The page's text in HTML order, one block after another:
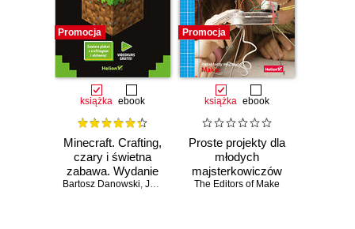
Promocja
książka ebook
Minecraft. Crafting,
czary i świetna
zabawa. Wydanie
II
Bartosz Danowski, Jakub Danowski
Promocja
książka ebook
Proste projekty dla
młodych
majsterkowiczów
The Editors of Make